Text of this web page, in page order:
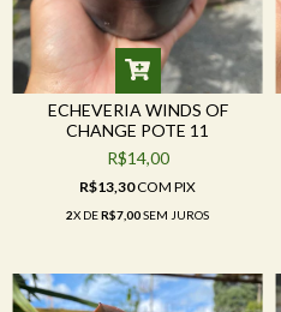
ECHEVERIA WINDS OF
CHANGE POTE 11
R$14,00
R$13,30COM PIX
2X DER$7,00SEM JUROS